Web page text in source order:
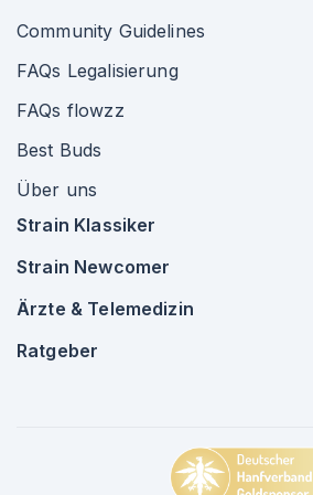
Community Guidelines
FAQs Legalisierung
FAQs flowzz
Best Buds
Über uns
Strain Klassiker
Strain Newcomer
Ärzte & Telemedizin
Ratgeber